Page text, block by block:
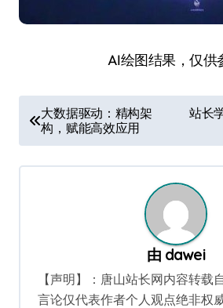
AI绘图结果，仅供
章
导
大数据驱动：精构架
构，赋能高效应用
站长
由 dawei
【声明】：唐山站长网内容转载
言论仅代表作者个人观点绝非权